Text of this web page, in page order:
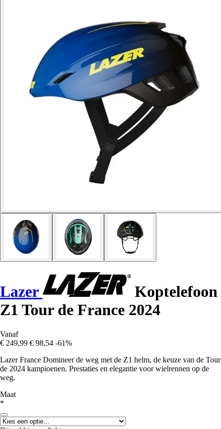
Lazer
Koptelefoon
Z1 Tour de France 2024
Vanaf
€ 249,99 € 98,54 -61%
Lazer France Domineer de weg met de Z1 helm, de keuze van de Tour
de 2024 kampioenen. Prestaties en elegantie voor wielrennen op de
weg.
Maat
*